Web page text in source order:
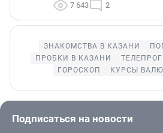
7 643 2
ЗНАКОМСТВА В КАЗАНИ
ПРОБКИ В КАЗАНИ
ГОРОСКОП
КУРСЫ
Подписаться на новости